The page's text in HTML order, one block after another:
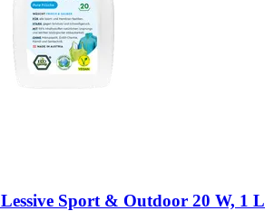
Lessive Sport & Outdoor 20 W, 1 L